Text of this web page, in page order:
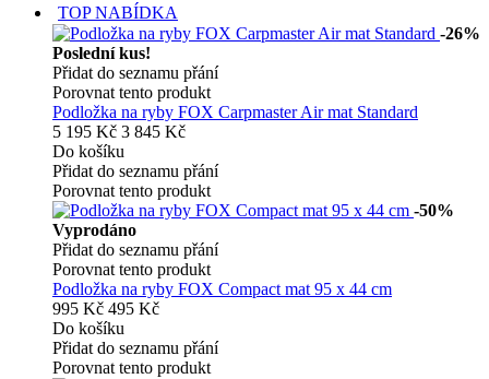
TOP NABÍDKA
-26%
Poslední kus!
Přidat do seznamu přání
Porovnat tento produkt
Podložka na ryby FOX Carpmaster Air mat Standard
5 195 Kč 3 845 Kč
Do košíku
Přidat do seznamu přání
Porovnat tento produkt
-50%
Vyprodáno
Přidat do seznamu přání
Porovnat tento produkt
Podložka na ryby FOX Compact mat 95 x 44 cm
995 Kč 495 Kč
Do košíku
Přidat do seznamu přání
Porovnat tento produkt